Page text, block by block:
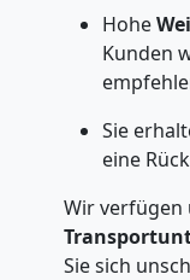
Hohe
Kunden
Sie
eine
Wir verfügen
Sie sich